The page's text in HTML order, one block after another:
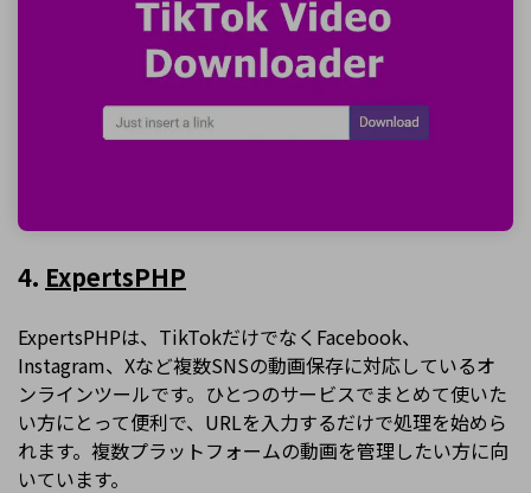
4. ExpertsPHP
ExpertsPHPは、TikTokだけでなくFacebook、
Instagram、Xなど複数SNSの動画保存に対応しているオ
ンラインツールです。ひとつのサービスでまとめて使いた
い方にとって便利で、URLを入力するだけで処理を始めら
れます。複数プラットフォームの動画を管理したい方に向
いています。